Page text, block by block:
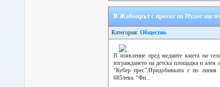
В Жабокрът с проект по Пудос ще
Категория: Общество
В изявление пред медиите кмета на
изграждането на детска площадка и
“Кубер прес”.Придобивката е по
685лева. “Фи...